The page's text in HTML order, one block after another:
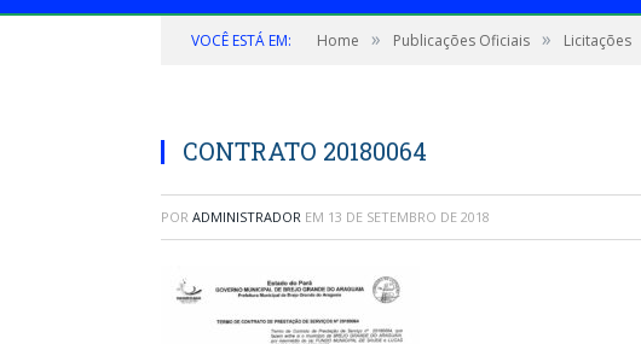
VOCÊ ESTÁ EM: Home » Publicações Oficiais » Licitações
CONTRATO 20180064
POR ADMINISTRADOR EM 13 DE SETEMBRO DE 2018